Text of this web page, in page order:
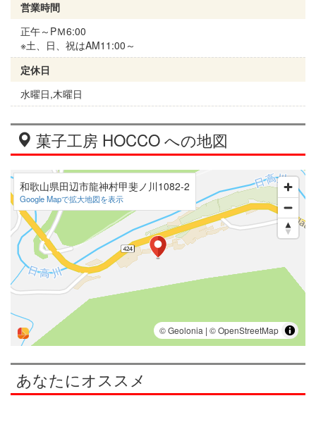
営業時間
正午～PＭ6:00
※土、日、祝はAM11:00～
定休日
水曜日,木曜日
菓子工房 HOCCO への地図
和歌山県田辺市龍神村甲斐ノ川1082-2
Google Mapで拡大地図を表示
あなたにオススメ